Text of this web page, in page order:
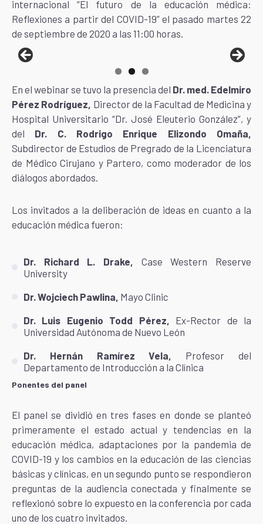
internacional “El futuro de la educación médica:
Reflexiones a partir del COVID-19” el pasado martes 22
de septiembre de 2020 a las 11:00 horas.
En el webinar se tuvo la presencia del Dr. med. Edelmiro
Pérez Rodríguez, Director de la Facultad de Medicina y
Hospital Universitario “Dr. José Eleuterio González”, y
del Dr. C. Rodrigo Enrique Elizondo Omaña,
Subdirector de Estudios de Pregrado de la Licenciatura
de Médico Cirujano y Partero, como moderador de los
diálogos abordados.
Los invitados a la deliberación de ideas en cuanto a la
educación médica fueron:
Dr. Richard L. Drake, Case Western Reserve
University
Dr. Wojciech Pawlina, Mayo Clinic
Dr. Luis Eugenio Todd Pérez, Ex-Rector de la
Universidad Autónoma de Nuevo León
Dr. Hernán Ramírez Vela, Profesor del
Departamento de Introducción a la Clínica
Ponentes del panel
El panel se dividió en tres fases en donde se planteó
primeramente el estado actual y tendencias en la
educación médica, adaptaciones por la pandemia de
COVID-19 y los cambios en la educación de las ciencias
básicas y clínicas, en un segundo punto se respondieron
preguntas de la audiencia conectada y finalmente se
reflexionó sobre lo expuesto en la conferencia por cada
uno de los cuatro invitados.